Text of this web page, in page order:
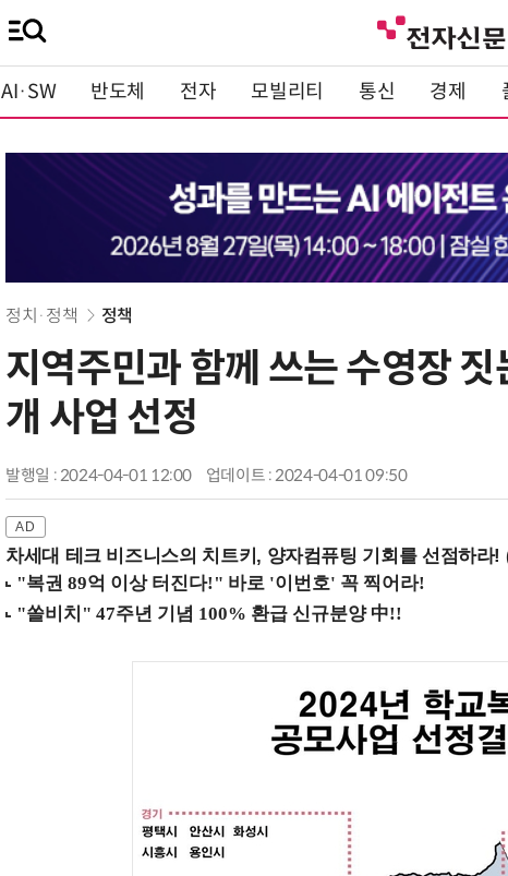
AI·SW 반도체 전자 모빌리티 통신 경제
정치·정책 정책
지역주민과 함께 쓰는 수영장
개 사업 선정
발행일 : 2024-04-01 12:00 업데이트 : 2024-04-01 09:50
차세대 테크 비즈니스의 치트키, 양자컴퓨팅 기회를 선점하라!